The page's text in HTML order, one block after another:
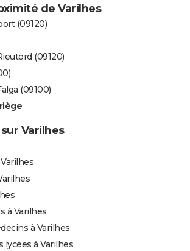
de Varilhes
(09120)
(09120)
(09100)
Varilhes
à Varilhes
à Varilhes
lycées à Varilhes